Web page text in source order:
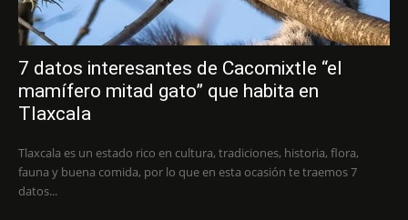
7 datos interesantes de Cacomixtle “el
mamífero mitad gato” que habita en
Tlaxcala
Tlaxcala es un estado rico en cultura, tradiciones, historia, flora,
fauna y buena comida, por lo que en esta ocasión te traemos 7
datos...